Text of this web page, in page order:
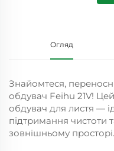
Огляд
Знайомтеся,
обдувач Feihu 21V!
обдувач для листя —
підтримання чистоти
зовнішньому просторі.